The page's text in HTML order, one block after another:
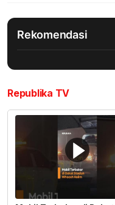
Rekomendasi
Republika TV